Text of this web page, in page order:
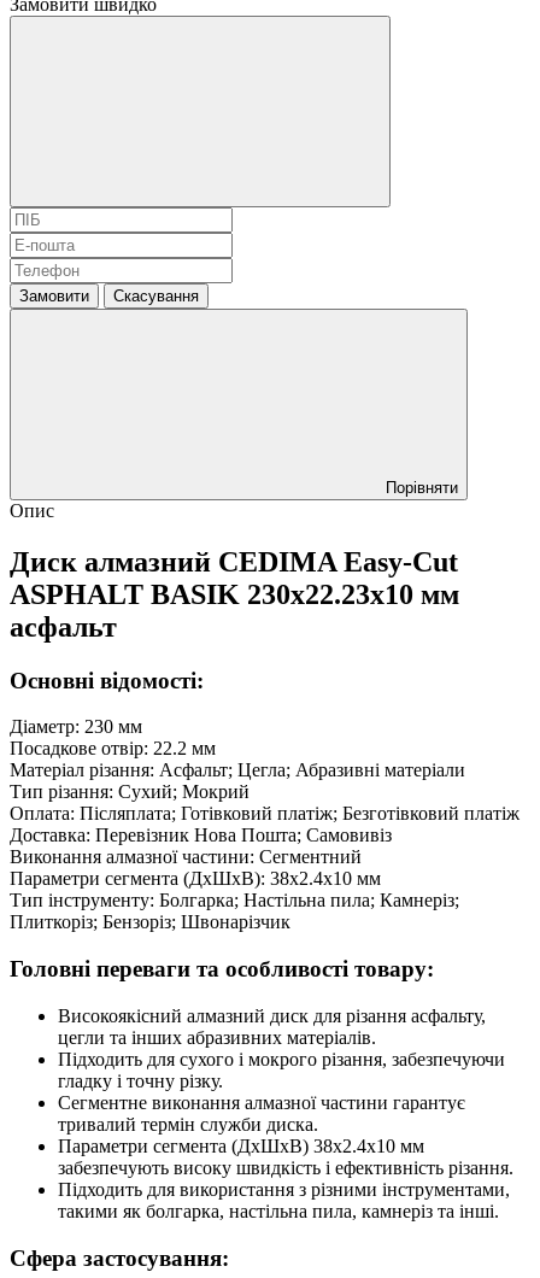
Замовити Скасування
Порівняти
Опис
Диск алмазний CEDIMA Easy-Cut
ASPHALT BASIK 230х22.23х10 мм
асфальт
Основні відомості:
Діаметр: 230 мм
Посадкове отвір: 22.2 мм
Матеріал різання: Асфальт; Цегла; Абразивні матеріали
Тип різання: Сухий; Мокрий
Оплата: Післяплата; Готівковий платіж; Безготівковий платіж
Доставка: Перевізник Нова Пошта; Самовивіз
Виконання алмазної частини: Сегментний
Параметри сегмента (ДхШхВ): 38х2.4х10 мм
Тип інструменту: Болгарка; Настільна пила; Камнеріз;
Плиткоріз; Бензоріз; Швонарізчик
Головні переваги та особливості товару:
Високоякісний алмазний диск для різання асфальту,
цегли та інших абразивних матеріалів.
Підходить для сухого і мокрого різання, забезпечуючи
гладку і точну різку.
Сегментне виконання алмазної частини гарантує
тривалий термін служби диска.
Параметри сегмента (ДхШхВ) 38х2.4х10 мм
забезпечують високу швидкість і ефективність різання.
Підходить для використання з різними інструментами,
такими як болгарка, настільна пила, камнеріз та інші.
Сфера застосування: